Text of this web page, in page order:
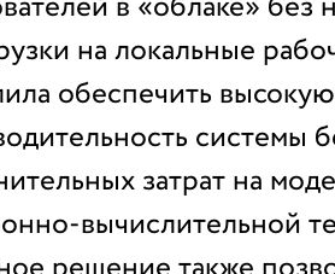
на локальные
обеспечить высокую
системы
затрат на
вычислительной